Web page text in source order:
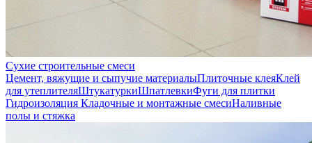
Сухие строительные смеси
Цемент, вяжущие и сыпучие материалыПлиточные клеяКлей
для утеплителяШтукатуркиШпатлевкиФуги для плитки
Гидроизоляция Кладочные и монтажные смесиНаливные
полы и стяжка